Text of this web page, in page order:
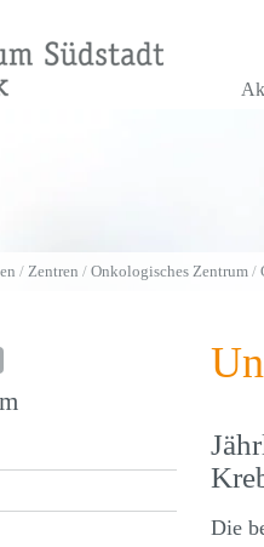
/ Zentren / Onkologisches Zentrum /
Die